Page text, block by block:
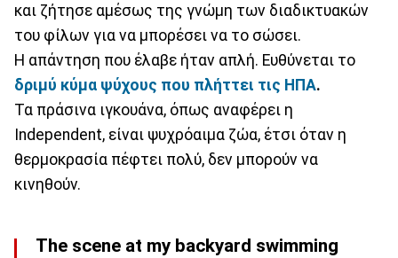
και ζήτησε αμέσως της γνώμη των διαδικτυακών
του φίλων για να μπορέσει να το σώσει.
Η απάντηση που έλαβε ήταν απλή. Ευθύνεται το
δριμύ κύμα ψύχους που πλήττει τις ΗΠΑ.
Τα πράσινα ιγκουάνα, όπως αναφέρει η
Independent, είναι ψυχρόαιμα ζώα, έτσι όταν η
θερμοκρασία πέφτει πολύ, δεν μπορούν να
κινηθούν.
The scene at my backyard swimming